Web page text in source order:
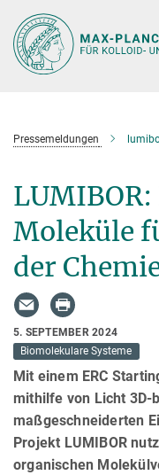
Hauptinhalt
Pressemeldungen
Moleküle
der
5. SEPTEMBER 2024
Biomolekulare Systeme
Mit einem ERC
mithilfe von Licht 3D-
maßgeschneiderten
Projekt LUMIBOR
organischen